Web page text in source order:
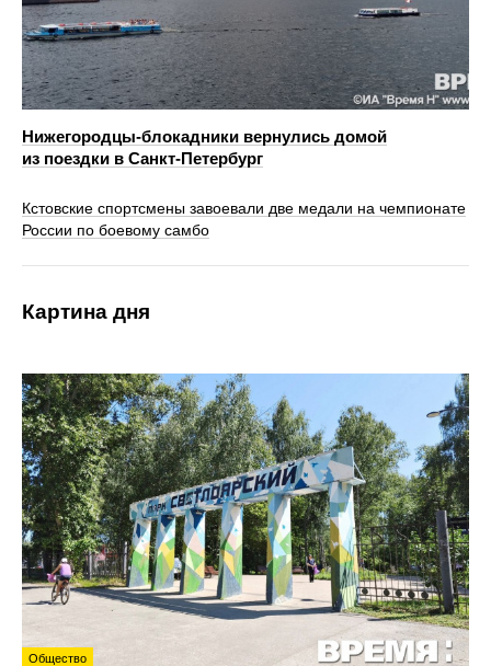
Нижегородцы-блокадники вернулись домой
из поездки в Санкт-Петербург
Кстовские спортсмены завоевали две медали на чемпионате
России по боевому самбо
Картина дня
Общество